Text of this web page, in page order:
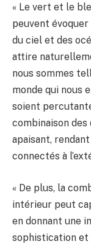
« Le vert et le
peuvent
du ciel et des
attire
nous sommes
monde qui nous
soient
combinaison
apaisant,
connectés à
« De plus, la
intérieur peut
en donnant une
sophistication et